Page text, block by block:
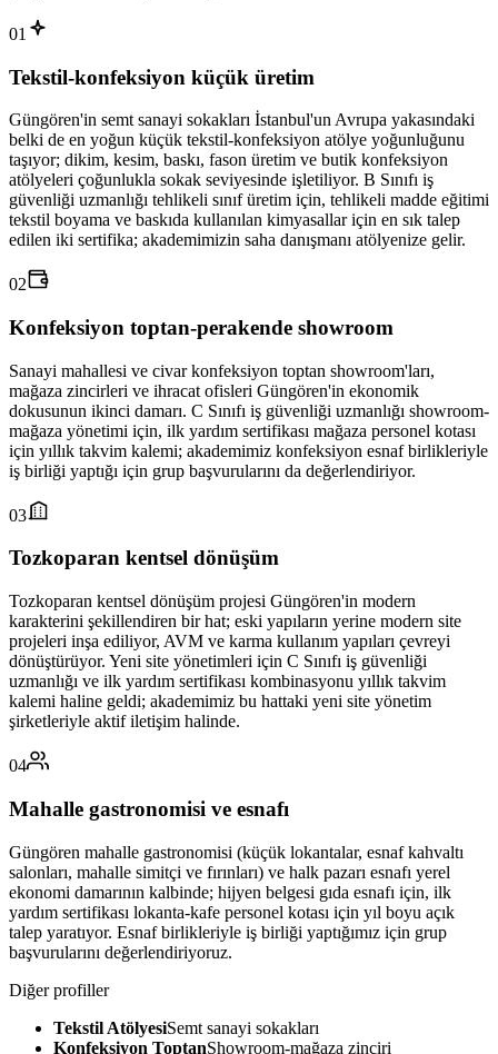
01
Tekstil-konfeksiyon küçük üretim
Güngören'in semt sanayi sokakları İstanbul'un Avrupa yakasındaki
belki de en yoğun küçük tekstil-konfeksiyon atölye yoğunluğunu
taşıyor; dikim, kesim, baskı, fason üretim ve butik konfeksiyon
atölyeleri çoğunlukla sokak seviyesinde işletiliyor. B Sınıfı iş
güvenliği uzmanlığı tehlikeli sınıf üretim için, tehlikeli madde eğitimi
tekstil boyama ve baskıda kullanılan kimyasallar için en sık talep
edilen iki sertifika; akademimizin saha danışmanı atölyenize gelir.
02
Konfeksiyon toptan-perakende showroom
Sanayi mahallesi ve civar konfeksiyon toptan showroom'ları,
mağaza zincirleri ve ihracat ofisleri Güngören'in ekonomik
dokusunun ikinci damarı. C Sınıfı iş güvenliği uzmanlığı showroom-
mağaza yönetimi için, ilk yardım sertifikası mağaza personel kotası
için yıllık takvim kalemi; akademimiz konfeksiyon esnaf birlikleriyle
iş birliği yaptığı için grup başvurularını da değerlendiriyor.
03
Tozkoparan kentsel dönüşüm
Tozkoparan kentsel dönüşüm projesi Güngören'in modern
karakterini şekillendiren bir hat; eski yapıların yerine modern site
projeleri inşa ediliyor, AVM ve karma kullanım yapıları çevreyi
dönüştürüyor. Yeni site yönetimleri için C Sınıfı iş güvenliği
uzmanlığı ve ilk yardım sertifikası kombinasyonu yıllık takvim
kalemi haline geldi; akademimiz bu hattaki yeni site yönetim
şirketleriyle aktif iletişim halinde.
04
Mahalle gastronomisi ve esnafı
Güngören mahalle gastronomisi (küçük lokantalar, esnaf kahvaltı
salonları, mahalle simitçi ve fırınları) ve halk pazarı esnafı yerel
ekonomi damarının kalbinde; hijyen belgesi gıda esnafı için, ilk
yardım sertifikası lokanta-kafe personel kotası için yıl boyu açık
talep yaratıyor. Esnaf birlikleriyle iş birliği yaptığımız için grup
başvurularını değerlendiriyoruz.
Diğer profiller
Tekstil AtölyesiSemt sanayi sokakları
Konfeksiyon ToptanShowroom-mağaza zinciri